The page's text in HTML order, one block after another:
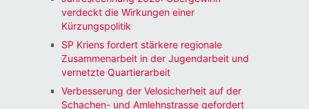
verdeckt die Wirkungen einer
Kürzungspolitik
SP Kriens fordert stärkere regionale
Zusammenarbeit in der Jugendarbeit und
vernetzte Quartierarbeit
Verbesserung der Velosicherheit auf der
Schachen- und Amlehnstrasse gefordert